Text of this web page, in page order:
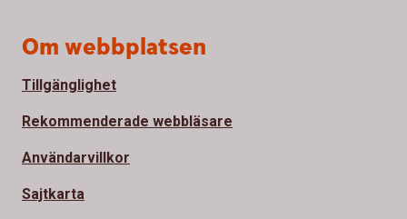
Om webbplatsen
Tillgänglighet
Rekommenderade webbläsare
Användarvillkor
Sajtkarta